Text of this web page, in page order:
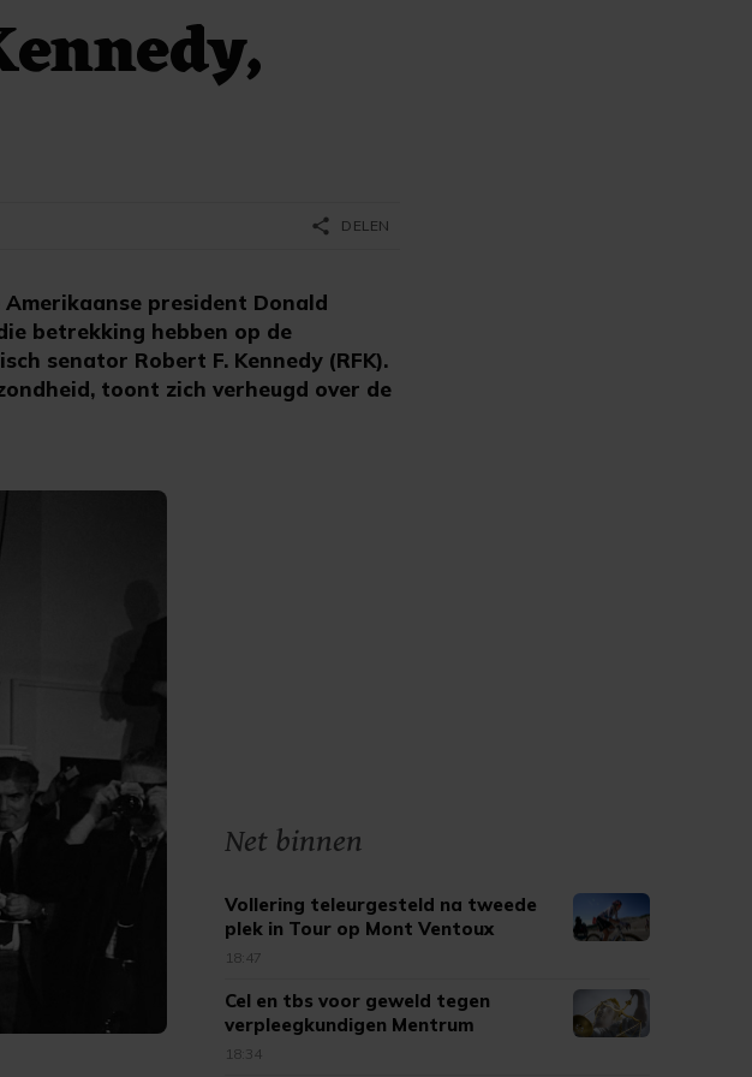
Amerikaanse president Donald
betrekking hebben op de
senator Robert F. Kennedy (RFK).
toont zich verheugd over de
share DELEN
Net binnen
Vollering teleurgesteld na tweede
plek in Tour op Mont Ventoux
18:47
Cel en tbs voor geweld tegen
verpleegkundigen Mentrum
18:34